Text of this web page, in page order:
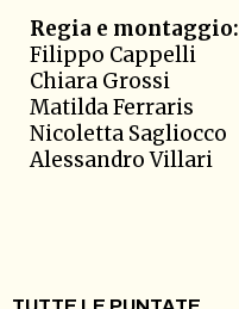
Regia e montaggio:
Filippo Cappelli
Chiara Grossi
Matilda Ferraris
Nicoletta Sagliocco
Alessandro Villari